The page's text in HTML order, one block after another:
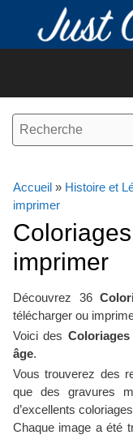
contenu
Accueil » Histoire et
imprimer
imprimer
Découvrez 36
télécharger ou
Voici des
âge.
Vous trouverez des
que des gravures
d’excellents
Chaque image a été